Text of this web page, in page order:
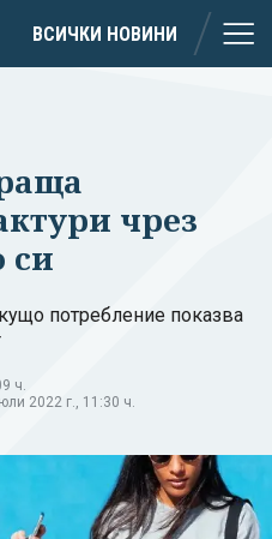
ВСИЧКИ НОВИНИ
чрез
си
потребление показва
ч.
2022 г., 11:30 ч.